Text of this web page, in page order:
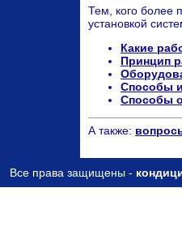
Тем, кого более
установкой
Какие
Принцип
Способы
Способы
А также:
Все права защищены -